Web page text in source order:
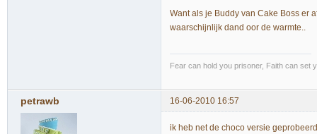
Want als je Buddy van Cake Boss er
waarschijnlijk dand oor de warmte..
Fear can hold you prisoner, Faith can set
petrawb 16-06-2010 16:57
ik heb net de choco versie